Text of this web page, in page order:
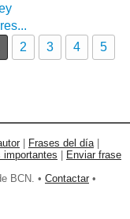
2 3 4
5
Frases del día|
importantes
Enviar frase
BCN. • Contactar •